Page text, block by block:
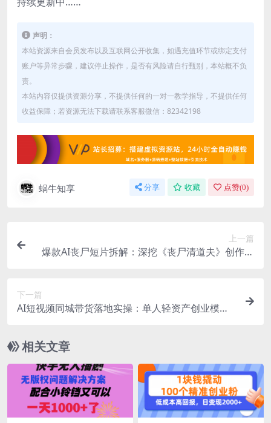
声明：
本站资源来自会员发布以及互联网公开收集，如遇充值环节或绑定支付
账户等异常步骤，建议停止操作，是否有风险请自行甄别，本站概不负
责。
本站内容仅提供资源分享，不提供任何的一对一教学指导，不提供任何
收益保障；若资源无法下载请联系客服微信：82342198
蜗牛知享 分享 收藏 点赞(0)
上一篇
爆款AI丧尸短片拆解：深挖《丧尸清道夫》创作逻
下一篇
AI短视频同城带货落地实操：单人轻资产创业模式
相关文章